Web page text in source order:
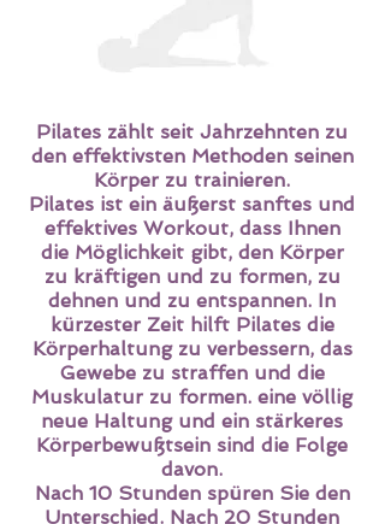
Pilates zählt seit Jahrzehnten zu
den effektivsten Methoden seinen
Körper zu trainieren.
Pilates ist ein äußerst sanftes und
effektives Workout, dass Ihnen
die Möglichkeit gibt, den Körper
zu kräftigen und zu formen, zu
dehnen und zu entspannen. In
kürzester Zeit hilft Pilates die
Körperhaltung zu verbessern, das
Gewebe zu straffen und die
Muskulatur zu formen. eine völlig
neue Haltung und ein stärkeres
Körperbewußtsein sind die Folge
davon.
Nach 10 Stunden spüren Sie den
Unterschied. Nach 20 Stunden